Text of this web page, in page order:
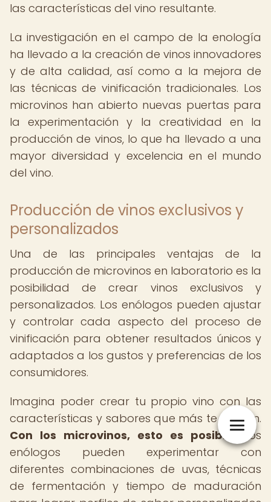
las características del vino resultante.
La investigación en el campo de la enología
ha llevado a la creación de vinos innovadores
y de alta calidad, así como a la mejora de
las técnicas de vinificación tradicionales. Los
microvinos han abierto nuevas puertas para
la experimentación y la creatividad en la
producción de vinos, lo que ha llevado a una
mayor diversidad y excelencia en el mundo
del vino.
Producción de vinos exclusivos y
personalizados
Una de las principales ventajas de la
producción de microvinos en laboratorio es la
posibilidad de crear vinos exclusivos y
personalizados. Los enólogos pueden ajustar
y controlar cada aspecto del proceso de
vinificación para obtener resultados únicos y
adaptados a los gustos y preferencias de los
consumidores.
Imagina poder crear tu propio vino con las
características y sabores que más te gustan.
Con los microvinos, esto es posible.Los
enólogos pueden experimentar con
diferentes combinaciones de uvas, técnicas
de fermentación y tiempo de maduración